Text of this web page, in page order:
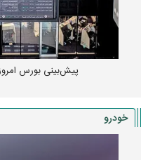
پیش‌بینی بورس امروز دوشنبه ۱۲
خودرو